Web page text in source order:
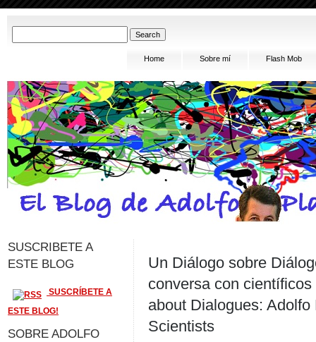
Home Sobre mí Flash Mob
Un Diálogo sobre
conversa con
about Dialogues:
Scientists
SUSCRIBETE A
ESTE BLOG
SUSCRÍBETE A
ESTE BLOG!
SOBRE ADOLFO